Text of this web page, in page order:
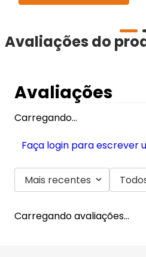
Avaliações do
Avaliações
Carregando…
Faça login para escrever
Mais recentes
Carregando avaliações…